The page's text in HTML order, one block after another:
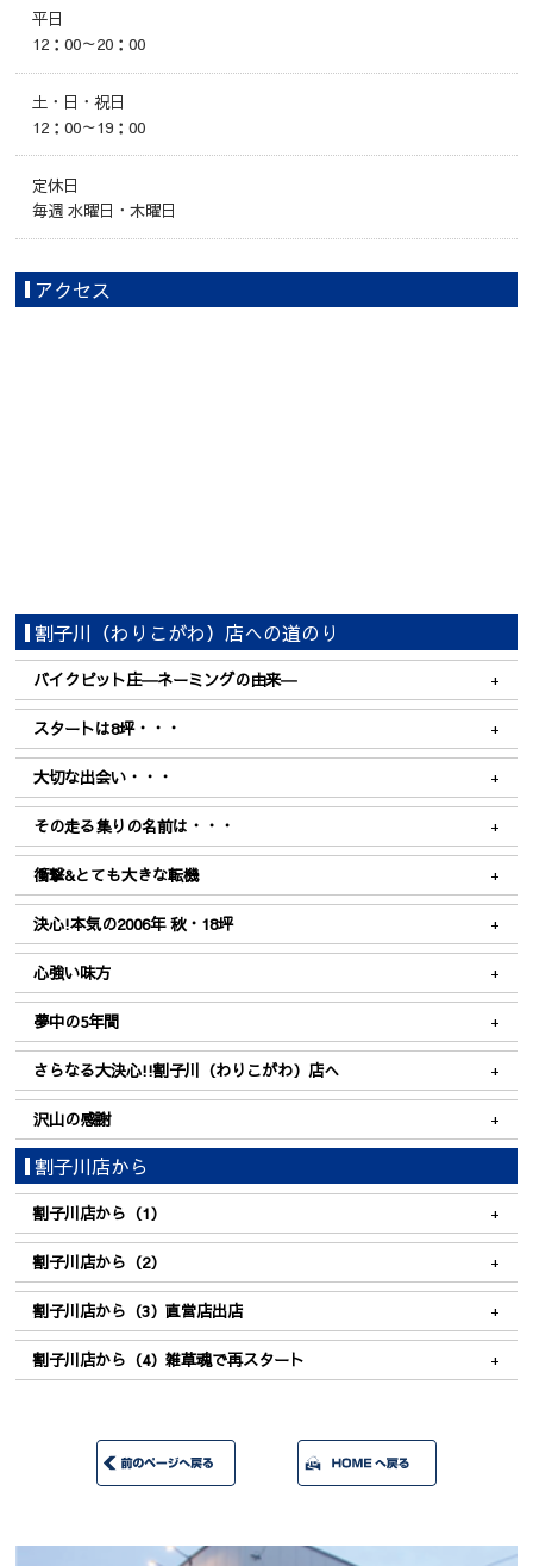
平日
12：00～20：00
土・日・祝日
12：00～19：00
定休日
毎週 水曜日・木曜日
アクセス
割子川（わりこがわ）店への道のり
バイクピット庄―ネーミングの由来―
スタートは8坪・・・
大切な出会い・・・
その走る集りの名前は・・・
衝撃&とても大きな転機
決心!本気の2006年 秋・18坪
心強い味方
夢中の5年間
さらなる大決心!!割子川（わりこがわ）店へ
沢山の感謝
割子川店から
割子川店から（1）
割子川店から（2）
割子川店から（3）直営店出店
割子川店から（4）雑草魂で再スタート